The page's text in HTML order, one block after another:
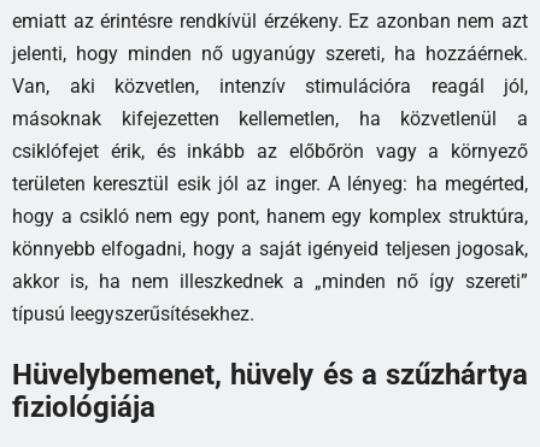
emiatt az érintésre rendkívül érzékeny. Ez azonban nem azt
jelenti, hogy minden nő ugyanúgy szereti, ha hozzáérnek.
Van, aki közvetlen, intenzív stimulációra reagál jól,
másoknak kifejezetten kellemetlen, ha közvetlenül a
csiklófejet érik, és inkább az előbőrön vagy a környező
területen keresztül esik jól az inger. A lényeg: ha megérted,
hogy a csikló nem egy pont, hanem egy komplex struktúra,
könnyebb elfogadni, hogy a saját igényeid teljesen jogosak,
akkor is, ha nem illeszkednek a „minden nő így szereti”
típusú leegyszerűsítésekhez.
Hüvelybemenet, hüvely és a szűzhártya
fiziológiája